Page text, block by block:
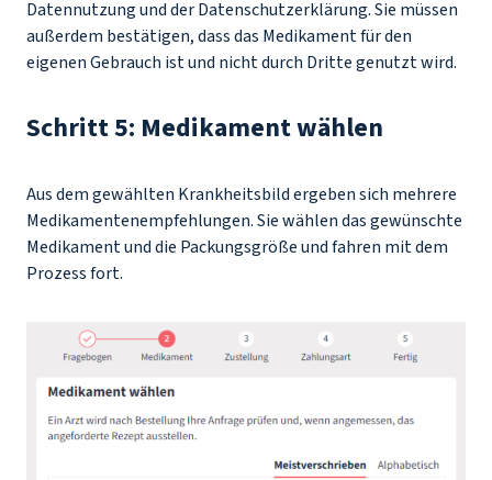
Datennutzung und der Datenschutzerklärung. Sie müssen
außerdem bestätigen, dass das Medikament für den
eigenen Gebrauch ist und nicht durch Dritte genutzt wird.
Schritt 5: Medikament wählen
Aus dem gewählten Krankheitsbild ergeben sich mehrere
Medikamentenempfehlungen. Sie wählen das gewünschte
Medikament und die Packungsgröße und fahren mit dem
Prozess fort.